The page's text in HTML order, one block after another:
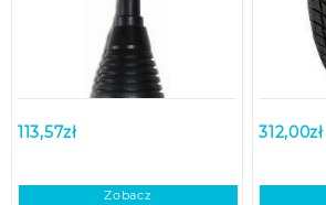
113,57zł
Zobacz
312,00zł